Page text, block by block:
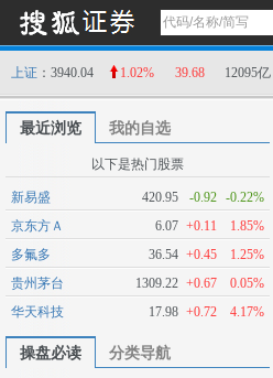
上证 ：3940.04 1.02% 39.68 12095亿
最近浏览 我的自选
以下是热门股票
新易盛 420.95 -0.92 -0.22%
京东方Ａ
6.07 +0.11
1.85%
多氟多
36.54 +0.45
1.25%
贵州茅台
1309.22 +0.67
0.05%
华天科技
17.98 +0.72 4.17%
操盘必读 分类导航